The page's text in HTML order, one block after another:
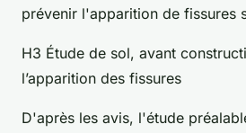
prévenir l'apparition de fissures
H3 Étude de sol, avant
l’apparition des fissures
D'après les avis, l'étude